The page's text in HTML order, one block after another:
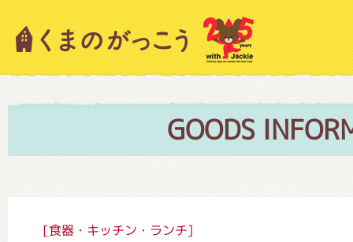
GOODS
[食器・キッチン・ランチ]
キャラクター紹介